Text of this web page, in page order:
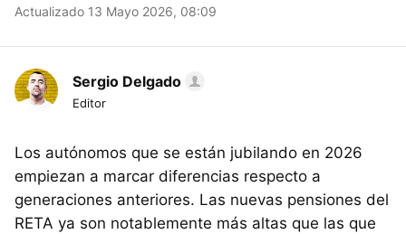
Actualizado 13 Mayo 2026, 08:09
Sergio Delgado
Editor
Los autónomos que se están jubilando en 2026
empiezan a marcar diferencias respecto a
generaciones anteriores. Las nuevas pensiones del
RETA ya son notablemente más altas que las que